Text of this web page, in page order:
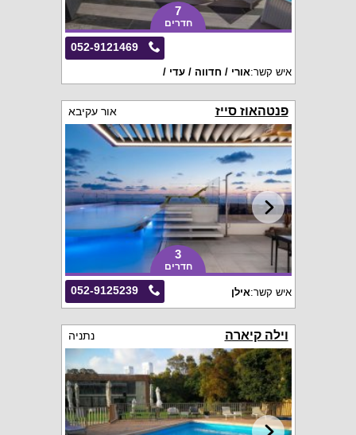
7
חדרים
052-9121469
איש קשר:אורי / חדווה / עדי /
פנטהאוז סייז אור עקיבא
3
חדרים
052-9125239 איש קשר:אילן
וילה קיארה נתניה